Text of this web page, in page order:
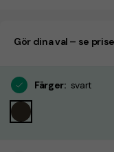
Gör dina val – se
Färger: svart